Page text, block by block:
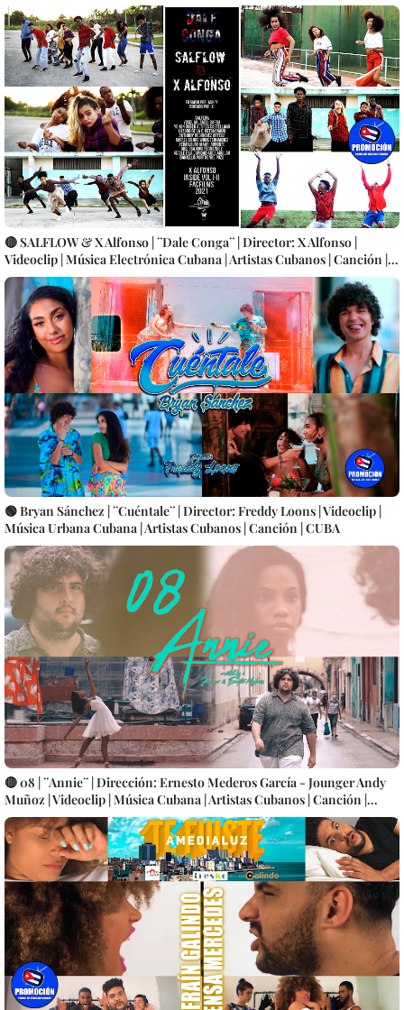
🔴 SALFLOW & X Alfonso | ¨Dale Conga¨ | Director: X Alfonso |
Videoclip | Música Electrónica Cubana | Artistas Cubanos | Canción |
CUBA
🟢 Bryan Sánchez | ¨Cuéntale¨ | Director: Freddy Loons | Videoclip |
Música Urbana Cubana | Artistas Cubanos | Canción | CUBA
🔴 08 | ¨Annie¨ | Dirección: Ernesto Mederos García - Jounger Andy
Muñoz | Videoclip | Música Cubana | Artistas Cubanos | Canción |
CUBA